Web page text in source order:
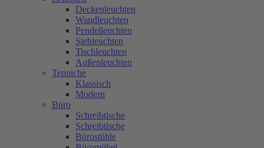
Deckenleuchten
Wandleuchten
Pendelleuchten
Stehleuchten
Tischleuchten
Außenleuchten
Teppiche
Klassisch
Modern
Büro
Schreibtische
Schreibtische
Bürostühle